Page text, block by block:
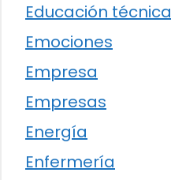
Educación técnica
Emociones
Empresa
Empresas
Energía
Enfermería